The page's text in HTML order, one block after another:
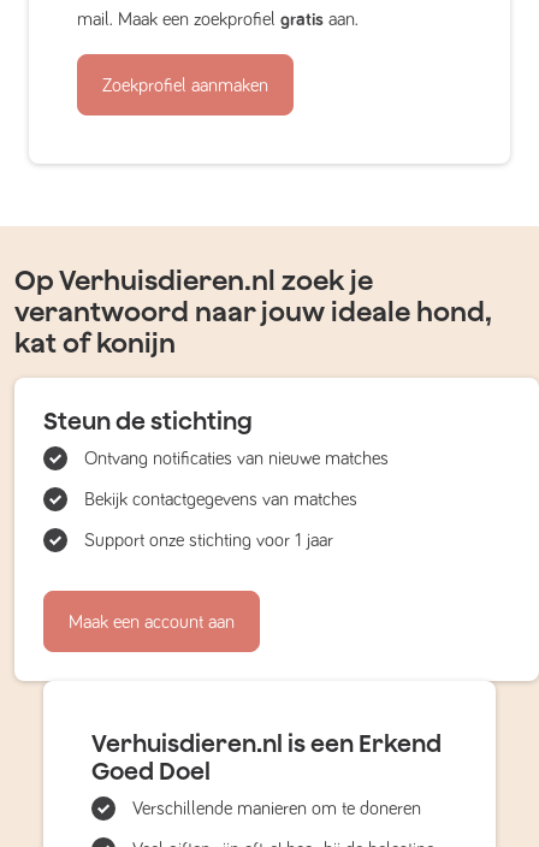
mail. Maak een zoekprofiel gratis aan.
Zoekprofiel aanmaken
Op Verhuisdieren.nl zoek je
verantwoord naar jouw ideale hond,
kat of konijn
Steun de stichting
Ontvang notificaties van nieuwe matches
Bekijk contactgegevens van matches
Support onze stichting voor 1 jaar
Maak een account aan
Verhuisdieren.nl is een Erkend
Goed Doel
Verschillende manieren om te doneren